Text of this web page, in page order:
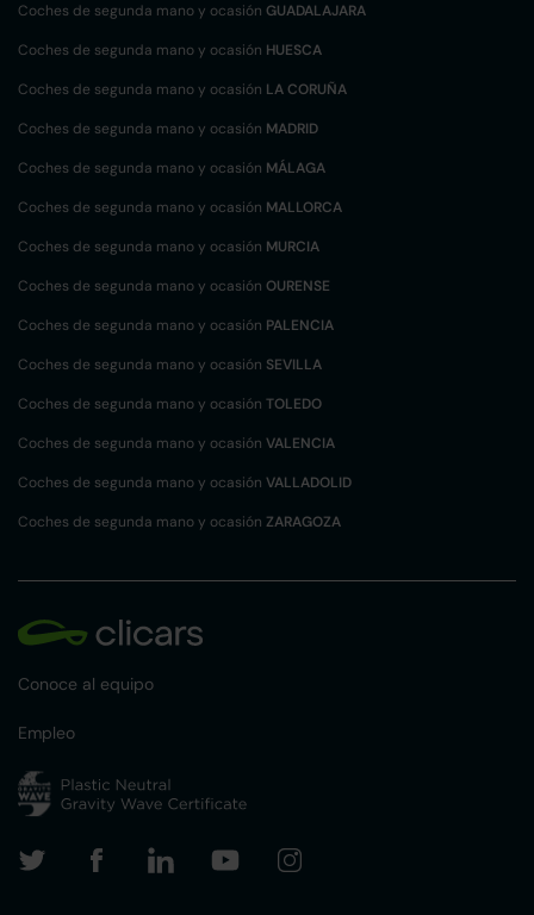
Coches de segunda mano y ocasión GUADALAJARA
Coches de segunda mano y ocasión HUESCA
Coches de segunda mano y ocasión LA CORUÑA
Coches de segunda mano y ocasión MADRID
Coches de segunda mano y ocasión MÁLAGA
Coches de segunda mano y ocasión MALLORCA
Coches de segunda mano y ocasión MURCIA
Coches de segunda mano y ocasión OURENSE
Coches de segunda mano y ocasión PALENCIA
Coches de segunda mano y ocasión SEVILLA
Coches de segunda mano y ocasión TOLEDO
Coches de segunda mano y ocasión VALENCIA
Coches de segunda mano y ocasión VALLADOLID
Coches de segunda mano y ocasión ZARAGOZA
Conoce al equipo
Empleo